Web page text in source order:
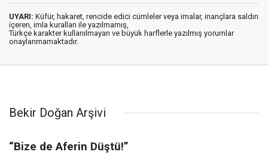
UYARI: Küfür, hakaret, rencide edici cümleler veya imalar, inançlara saldırı
içeren, imla kuralları ile yazılmamış,
Türkçe karakter kullanılmayan ve büyük harflerle yazılmış yorumlar
onaylanmamaktadır.
Bekir Doğan Arşivi
“Bize de Aferin Düştü!”